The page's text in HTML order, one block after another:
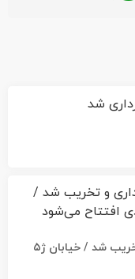
۳ باب مغازه محدوده پستک خریداری و تخریب شد / خیابان ژ۵